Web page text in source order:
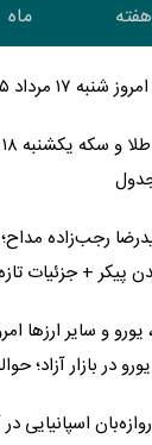
هفته ماه
| صعود تاریخی طلا
رجب‌زاده مداح؛
پیکر + جزئیات
در بازار آزاد؛
اسپانیایی